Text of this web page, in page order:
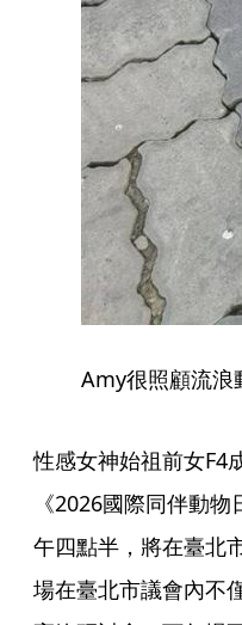
Amy很照顧流浪
性感女神始祖前女F4
《2026國際同伴動
午四點半，將在臺北
場在臺北市議會內不